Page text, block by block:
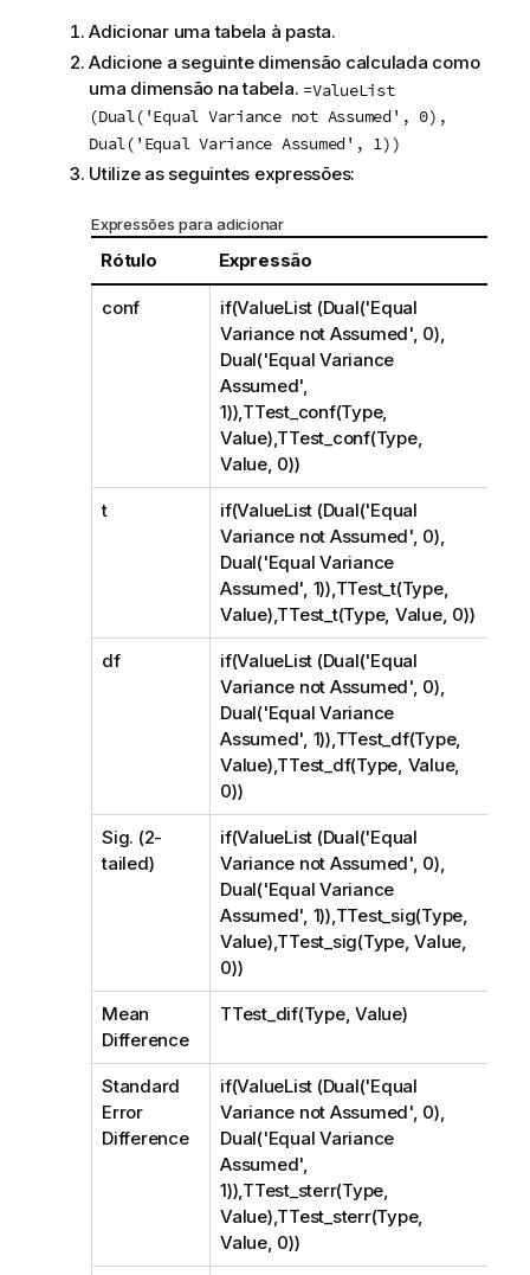
Adicionar uma tabela à pasta.
Adicione a seguinte dimensão calculada como
uma dimensão na tabela. =ValueList
(Dual('Equal Variance not Assumed', 0),
Dual('Equal Variance Assumed', 1))
Utilize as seguintes expressões:
Expressões para adicionar
Rótulo Expressão
conf
if(ValueList (Dual('Equal
Variance not Assumed', 0),
Dual('Equal Variance
Assumed',
1)),TTest_conf(Type,
Value),TTest_conf(Type,
Value, 0))
t
if(ValueList (Dual('Equal
Variance not Assumed', 0),
Dual('Equal Variance
Assumed', 1)),TTest_t(Type,
Value),TTest_t(Type, Value, 0))
df
if(ValueList (Dual('Equal
Variance not Assumed', 0),
Dual('Equal Variance
Assumed', 1)),TTest_df(Type,
Value),TTest_df(Type, Value,
0))
Sig. (2-
tailed)
if(ValueList (Dual('Equal
Variance not Assumed', 0),
Dual('Equal Variance
Assumed', 1)),TTest_sig(Type,
Value),TTest_sig(Type, Value,
0))
Mean
Difference
TTest_dif(Type, Value)
Standard
Error
Difference
if(ValueList (Dual('Equal
Variance not Assumed', 0),
Dual('Equal Variance
Assumed',
1)),TTest_sterr(Type,
Value),TTest_sterr(Type,
Value, 0))